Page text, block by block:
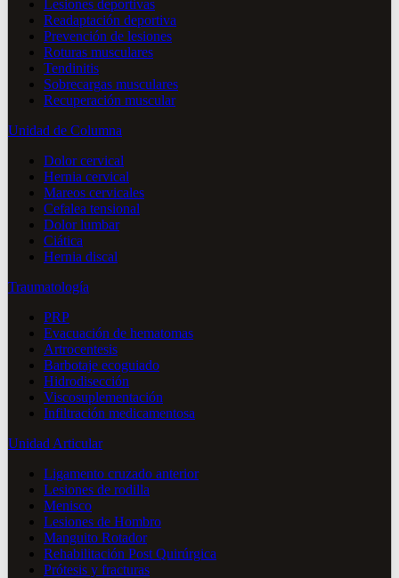
Lesiones deportivas
Readaptación deportiva
Prevención de lesiones
Roturas musculares
Tendinitis
Sobrecargas musculares
Recuperación muscular
Unidad de Columna
Dolor cervical
Hernia cervical
Mareos cervicales
Cefalea tensional
Dolor lumbar
Ciática
Hernia discal
Traumatología
PRP
Evacuación de hematomas
Artrocentesis
Barbotaje ecoguiado
Hidrodisección
Viscosuplementación
Infiltración medicamentosa
Unidad Articular
Ligamento cruzado anterior
Lesiones de rodilla
Menisco
Lesiones de Hombro
Manguito Rotador
Rehabilitación Post Quirúrgica
Prótesis y fracturas